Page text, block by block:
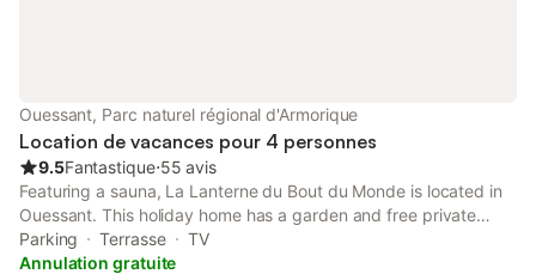
Ouessant, Parc naturel régional d'Armorique
Location de vacances pour 4 personnes
9.5Fantastique⋅55 avis
Featuring a sauna, La Lanterne du Bout du Monde is located in
Ouessant. This holiday home has a garden and free private
parking. Outdoor seating is also available at the holiday home.
Parking Terrasse
TV
Annulation gratuite